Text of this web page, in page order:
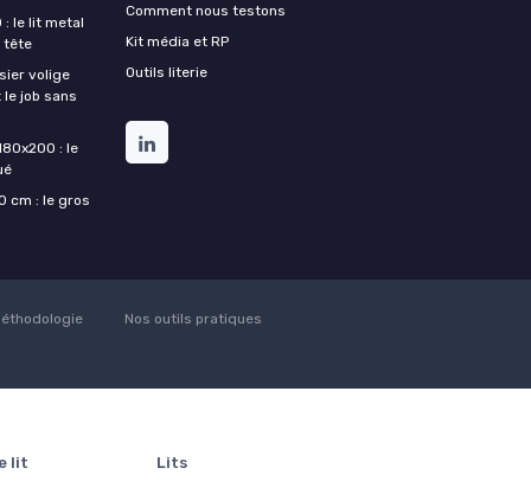
: le lit metal
tête
volige
job sans
: le
cm : le gros
Comment nous testons
Kit média et RP
Outils literie
Nos outils pratiques
lit Lits